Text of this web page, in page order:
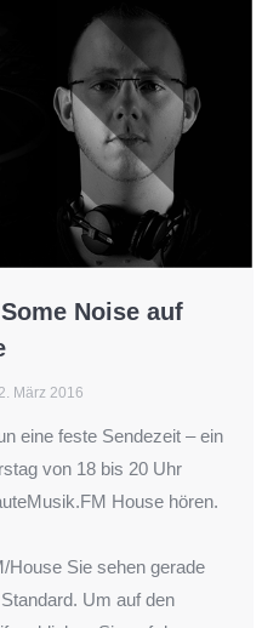
Noise auf
März 2016
eine feste Sendezeit – ein
von 18 bis 20 Uhr
House hören.
House Sie sehen gerade
Um auf den